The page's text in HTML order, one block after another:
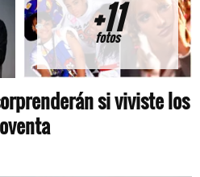
+11
fotos
si viviste los